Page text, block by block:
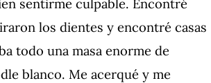
sentirme culpable. Encontré
los dientes y encontré casas
todo una masa enorme de
blanco. Me acerqué y me